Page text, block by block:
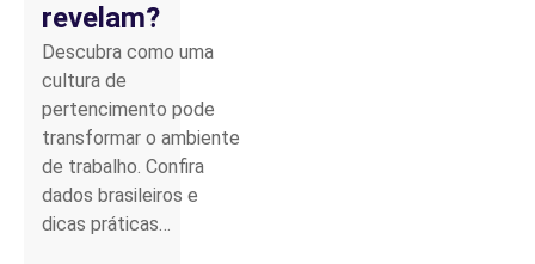
revelam?
Descubra como uma
cultura de
pertencimento pode
transformar o ambiente
de trabalho. Confira
dados brasileiros e
dicas práticas…